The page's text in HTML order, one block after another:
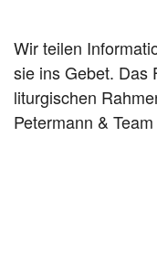
Wir teilen
sie ins Gebet. Das
liturgischen
Petermann & Team